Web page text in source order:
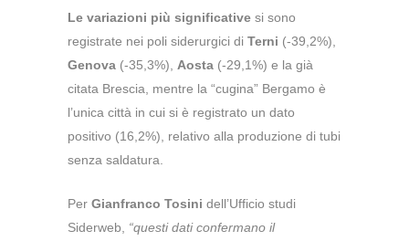
Le variazioni più significative si sono
registrate nei poli siderurgici di Terni (-39,2%),
Genova (-35,3%), Aosta (-29,1%) e la già
citata Brescia, mentre la “cugina” Bergamo è
l’unica città in cui si è registrato un dato
positivo (16,2%), relativo alla produzione di tubi
senza saldatura.
Per Gianfranco Tosini dell’Ufficio studi
Siderweb, “questi dati confermano il